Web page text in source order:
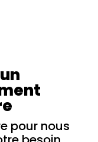
pour nous